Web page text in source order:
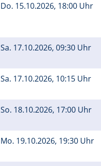
Do. 15.10.2026, 18:00 Uhr
Sa. 17.10.2026, 09:30 Uhr
Sa. 17.10.2026, 10:15 Uhr
So. 18.10.2026, 17:00 Uhr
Mo. 19.10.2026, 19:30 Uhr